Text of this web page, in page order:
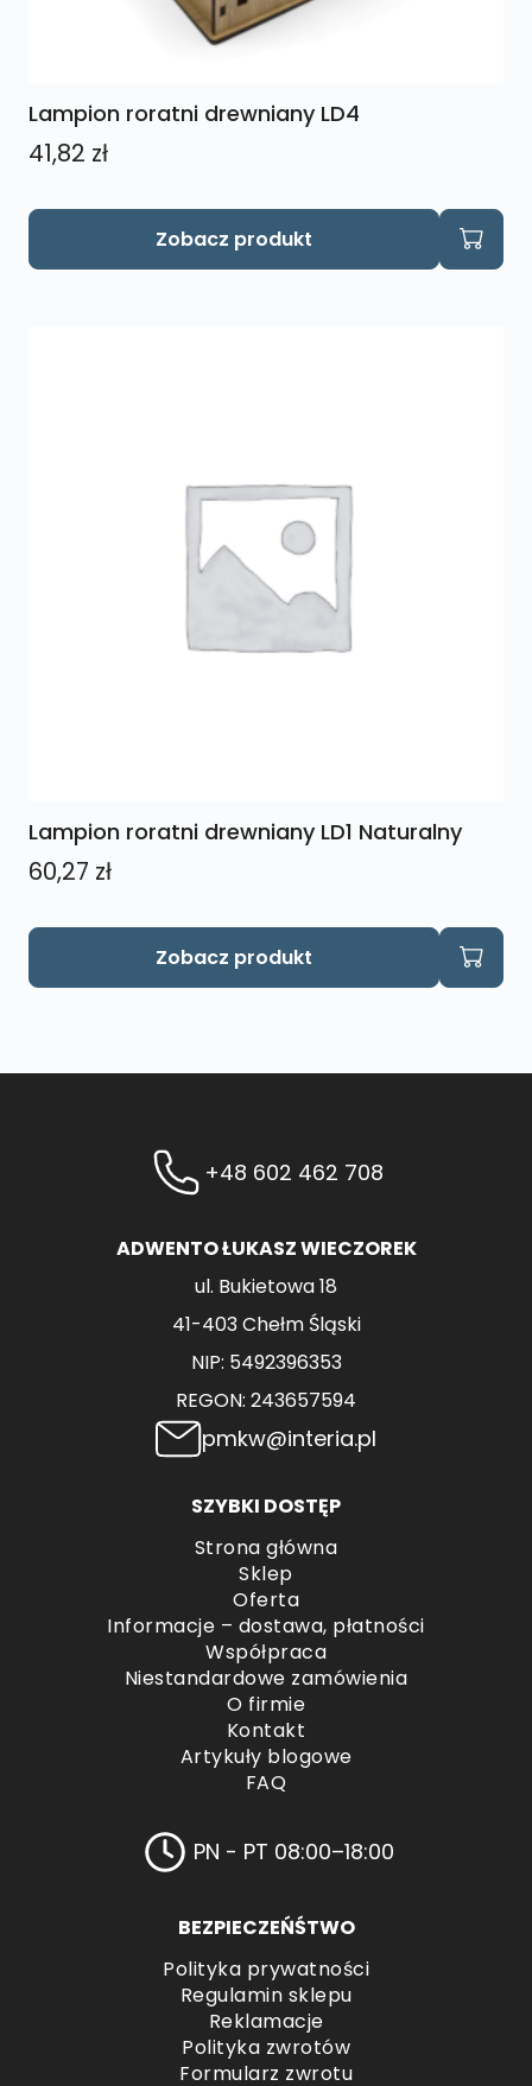
Lampion roratni drewniany LD4
41,82 zł
Zobacz produkt
Lampion roratni drewniany LD1 Naturalny
60,27 zł
Zobacz produkt
+48 602 462 708
ADWENTO ŁUKASZ WIECZOREK
ul. Bukietowa 18
41-403 Chełm Śląski
NIP: 5492396353
REGON: 243657594
pmkw@interia.pl
SZYBKI DOSTĘP
Strona główna
Sklep
Oferta
Informacje – dostawa, płatności
Współpraca
Niestandardowe zamówienia
O firmie
Kontakt
Artykuły blogowe
FAQ
PN - PT 08:00–18:00
BEZPIECZEŃŚTWO
Polityka prywatności
Regulamin sklepu
Reklamacje
Polityka zwrotów
Formularz zwrotu